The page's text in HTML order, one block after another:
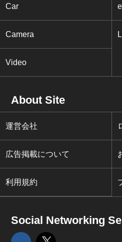
Car
Camera
Video
About Site
運営会社
広告掲載について
利用規約
Social Networking